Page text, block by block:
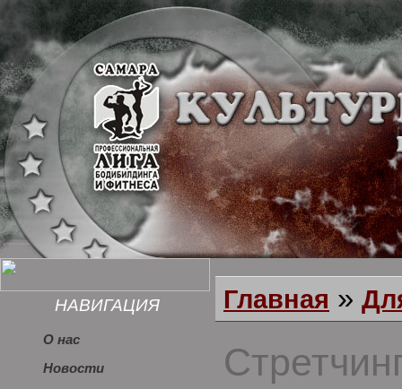
НАВИГАЦИЯ
О нас
Новости
Главная »